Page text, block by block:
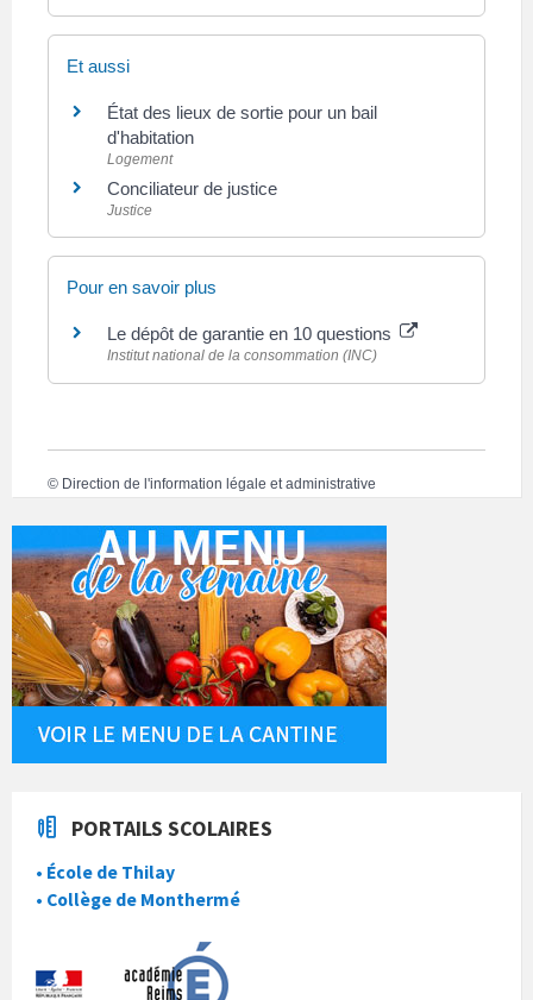
Et aussi
État des lieux de sortie pour un bail
d'habitation
Logement
Conciliateur de justice
Justice
Pour en savoir plus
Le dépôt de garantie en 10 questions
Institut national de la consommation (INC)
© Direction de l'information légale et administrative
PORTAILS SCOLAIRES
• École de Thilay
• Collège de Monthermé